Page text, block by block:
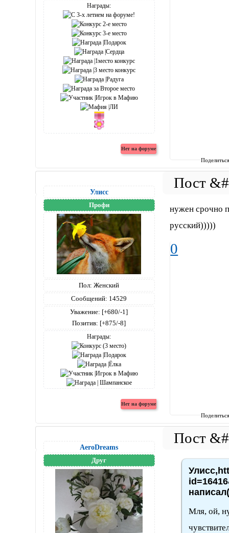
Награды:
Улисс
Профи
Пол: Женский
Сообщений: 14529
Уважение: [+680/-1]
Позитив: [+875/-8]
Награды:
нужен срочно
русский)))))
0
AeroDreams
Друг
Мля, ой,